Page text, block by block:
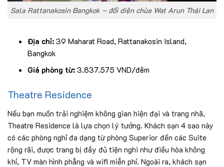
Sala Rattanakosin Bangkok – đối diện chùa Wat Arun Thái Lan
Địa chỉ:39 Maharat Road, Rattanakosin Island,
Bangkok
Giá phòng từ:3.837.575 VND/đêm
Theatre Residence
Nếu bạn muốn trải nghiệm không gian hiện đại và trang nhã,
Theatre Residence là lựa chọn lý tưởng. Khách sạn 4 sao này
có các phòng nghỉ đa dạng từ phòng Superior đến các Suite
rộng rãi, được trang bị đầy đủ tiện nghi như điều hòa không
khí, TV màn hình phẳng và wifi miễn phí. Ngoài ra, khách sạn